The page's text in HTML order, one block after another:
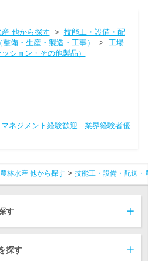
他から探す > 技能工・設備・配
備・生産・製造・工事） > 工場
ション・その他製品）
ネジメント経験歓迎
業界経験者優
林水産 他から探す 技能工・設備・配送・
す
探す